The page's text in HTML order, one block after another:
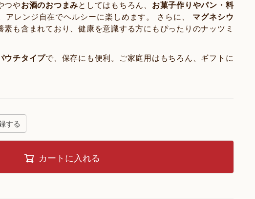
つやお酒のおつまみとしてはもちろん、 お菓子作りやパン・料
アレンジ自在でヘルシーに楽しめます。 さらに、 マグネシウ
素も含まれており、健康を意識する方にもぴったりのナッツミ
ウチタイプで、保存にも便利。ご家庭用はもちろん、ギフトに
する
カートに入れる